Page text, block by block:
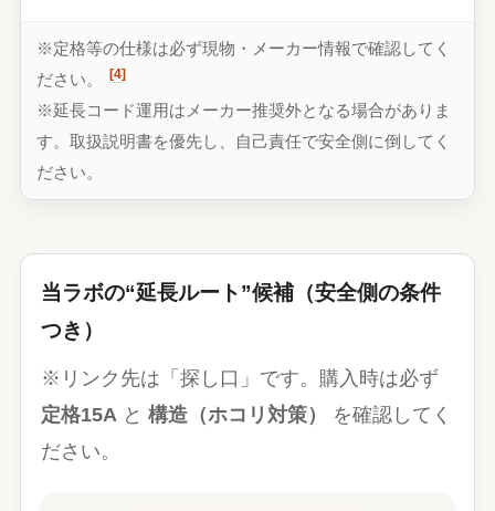
※定格等の仕様は必ず現物・メーカー情報で確認してく
ださい。
[4]
※延長コード運用はメーカー推奨外となる場合がありま
す。取扱説明書を優先し、自己責任で安全側に倒してく
ださい。
当ラボの“延長ルート”候補（安全側の条件
つき）
※リンク先は「探し口」です。購入時は必ず
定格15Aと 構造（ホコリ対策）
を確認してく
ださい。